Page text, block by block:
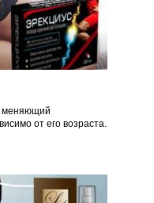
меняющий
от его возраста.